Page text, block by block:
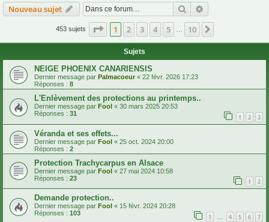
Nouveau sujet Rechercher
453 sujets Page 1sur10
1 2 3 4 5 10
Sujets
NEIGE PHOENIX CANARIENSIS
Dernier message par Palmacoeur« 22 févr. 2026 17:23
Réponses : 8
L'Enlèvement des protections au printemps..
Dernier message par Fool « 30 mars 2025 20:53
Réponses : 31 1 2 3
Véranda et ses effets...
Dernier message par Fool « 25 oct. 2024 20:00
Réponses : 2
Protection Trachycarpus en Alsace
Dernier message par Fool « 27 mai 2024 10:58
Réponses : 23 1 2
Demande protection..
Dernier message par Fool « 15 févr. 2024 20:28
Réponses : 103 1 … 4 5 6 7